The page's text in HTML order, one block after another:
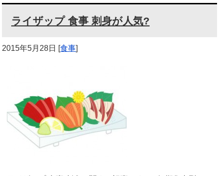
ライザップ 食事 刺身が人気?
2015年5月28日 [食事]